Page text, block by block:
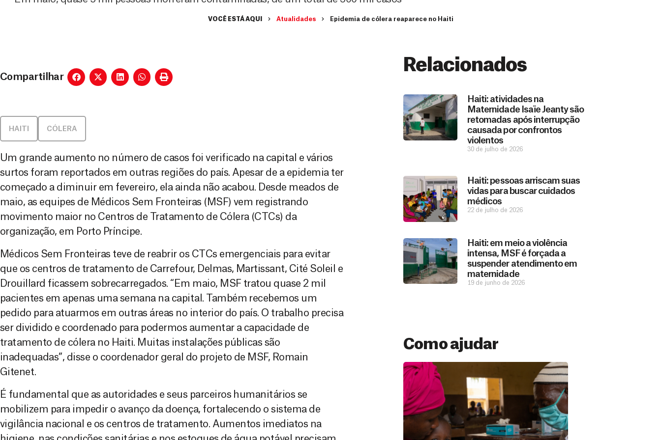
VOCÊ ESTÁ AQUI Atualidades Epidemia de cólera reaparece no Haiti
Compartilhar
HAITI CÓLERA
Um grande aumento no número de casos foi verificado na capital e vários
surtos foram reportados em outras regiões do país. Apesar de a epidemia ter
começado a diminuir em fevereiro, ela ainda não acabou. Desde meados de
maio, as equipes de Médicos Sem Fronteiras (MSF) vem registrando
movimento maior no Centros de Tratamento de Cólera (CTCs) da
organização, em Porto Príncipe.
Médicos Sem Fronteiras teve de reabrir os CTCs emergenciais para evitar
que os centros de tratamento de Carrefour, Delmas, Martissant, Cité Soleil e
Drouillard ficassem sobrecarregados. “Em maio, MSF tratou quase 2 mil
pacientes em apenas uma semana na capital. Também recebemos um
pedido para atuarmos em outras áreas no interior do país. O trabalho precisa
ser dividido e coordenado para podermos aumentar a capacidade de
tratamento de cólera no Haiti. Muitas instalações públicas são
inadequadas”, disse o coordenador geral do projeto de MSF, Romain
Gitenet.
É fundamental que as autoridades e seus parceiros humanitários se
mobilizem para impedir o avanço da doença, fortalecendo o sistema de
vigilância nacional e os centros de tratamento. Aumentos imediatos na
Relacionados
Haiti: atividades na
Maternidade Isaïe Jeanty são
retomadas após interrupção
causada por confrontos
violentos
30 de julho de 2026
Haiti: pessoas arriscam suas
vidas para buscar cuidados
médicos
22 de julho de 2026
Haiti: em meio a violência
intensa, MSF é forçada a
suspender atendimento em
maternidade
19 de junho de 2026
Como ajudar